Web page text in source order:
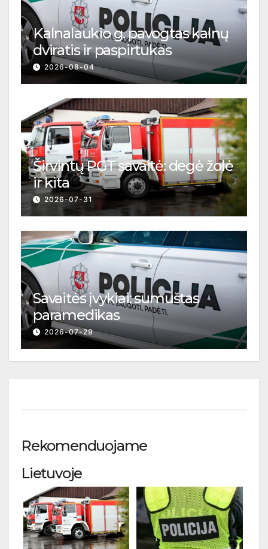
Kalnalaukio g. pavogtas kalnų
dviratis ir paspirtukas
2026-08-04
Širvintų PGT savaitė: degė žolė
ir kita
2026-07-31
Savaitės įvykiai: sumuštas
paramedikas
2026-07-29
Rekomenduojame
Lietuvoje